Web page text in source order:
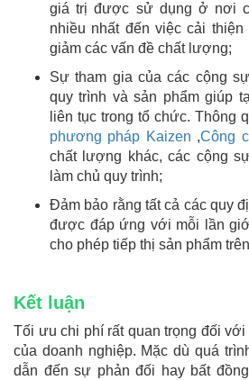
giá trị được sử dụng ở nơi
nhiều nhất đến việc cải
giảm các vấn đề chất lượng;
Sự tham gia của các cộng
quy trình và sản phẩm giúp
liên tục trong tổ chức. Thông
phương pháp Kaizen ,Công
chất lượng khác, các cộng
làm chủ quy trình;
Đảm bảo rằng tất cả các quy
được đáp ứng với mỗi lần
cho phép tiếp thị sản phẩm
Kết luận
Tối ưu chi phí rất quan trọng đối
của doanh nghiệp. Mặc dù quá
dẫn đến sự phản đối hay bất